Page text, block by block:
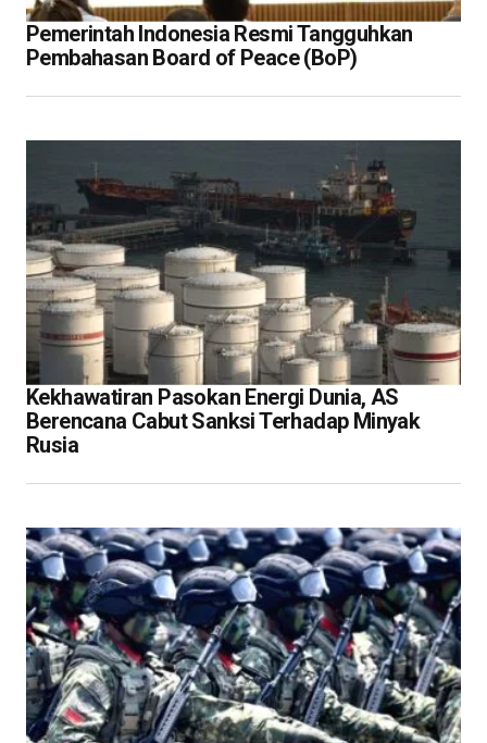
Pemerintah Indonesia Resmi Tangguhkan
Pembahasan Board of Peace (BoP)
Kekhawatiran Pasokan Energi Dunia, AS
Berencana Cabut Sanksi Terhadap Minyak
Rusia